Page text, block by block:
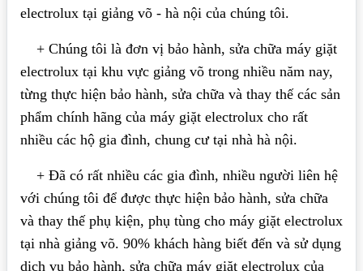
electrolux tại giảng võ - hà nội của chúng tôi.
+ Chúng tôi là đơn vị bảo hành, sửa chữa máy giặt
electrolux tại khu vực giảng võ trong nhiều năm nay,
từng thực hiện bảo hành, sửa chữa và thay thế các sản
phẩm chính hãng của máy giặt electrolux cho rất
nhiều các hộ gia đình, chung cư tại nhà hà nội.
+ Đã có rất nhiều các gia đình, nhiều người liên hệ
với chúng tôi để được thực hiện bảo hành, sửa chữa
và thay thế phụ kiện, phụ tùng cho máy giặt electrolux
tại nhà giảng võ. 90% khách hàng biết đến và sử dụng
dịch vụ bảo hành, sửa chữa máy giặt electrolux của